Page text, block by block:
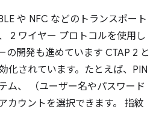
や NFC などのトランスポート
2 ワイヤー プロトコルを使用し
の開発も進めています CTAP 2 と
化されています。たとえば、PIN
ム、 （ユーザー名やパスワード
カウントを選択できます。 指紋